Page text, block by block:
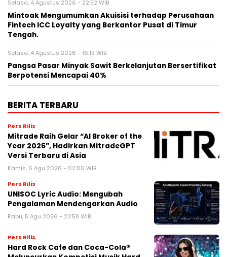
Selasa, 4 Agustus 2026 - 22:52 WIB
Mintoak Mengumumkan Akuisisi terhadap Perusahaan
Fintech ICC Loyalty yang Berkantor Pusat di Timur
Tengah.
Selasa, 4 Agustus 2026 - 16:13 WIB
Pangsa Pasar Minyak Sawit Berkelanjutan Bersertifikat
Berpotensi Mencapai 40%
BERITA TERBARU
Pers Rilis
Mitrade Raih Gelar “AI Broker of the
Year 2026”, Hadirkan MitradeGPT
Versi Terbaru di Asia
Kamis, 6 Agu 2026 - 02:00 WIB
Pers Rilis
UNISOC Lyric Audio: Mengubah
Pengalaman Mendengarkan Audio
Rabu, 5 Agu 2026 - 23:58 WIB
Pers Rilis
Hard Rock Cafe dan Coca-Cola®